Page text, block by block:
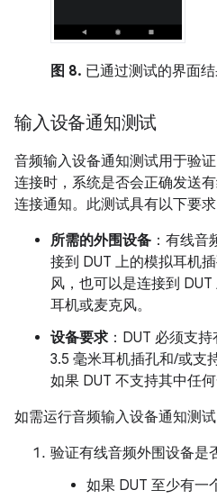
图 8. 已通过测试的界面
输入设备通知测试
音频输入设备通知测试用于验
连接时，系统是否会正确发送
连接通知。此测试具有以下要求
所需的外围设备 ：有线
接到 DUT 上的模拟耳机
风，也可以是连接到 DUT
耳机或麦克风。
设备要求 ：DUT 必须支
3.5 毫米耳机插孔和/或支
如果 DUT 不支持其中任
如需运行音频输入设备通知测
验证有线音频外围设备是
如果 DUT 至少有一